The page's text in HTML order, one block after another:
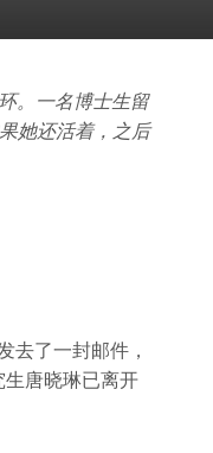
。一名博士生留
她还活着，之后
去了一封邮件，
唐晓琳已离开